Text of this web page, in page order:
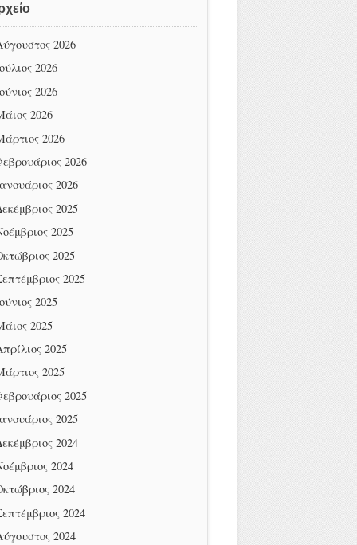
2026
2026
2026
2026
2026
2026
2026
2025
2025
2025
2025
2025
2025
2025
2025
2025
2025
2024
2024
2024
2024
2024